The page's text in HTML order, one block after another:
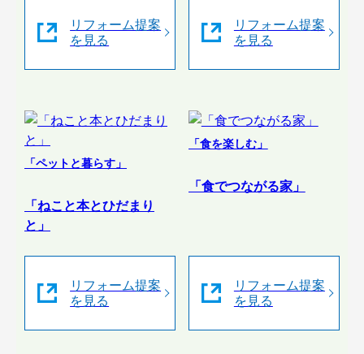
リフォーム提案
を見る
リフォーム提案
を見る
「ペットと暮らす」
「ねこと本とひだまり
と」
リフォーム提案
を見る
「食を楽しむ」
「食でつながる家」
リフォーム提案
を見る